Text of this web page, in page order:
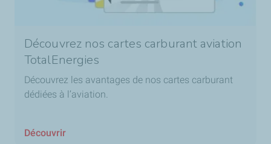
Découvrez nos cartes carburant aviation
TotalEnergies
Découvrez les avantages de nos cartes carburant
dédiées à l’aviation.
Découvrir